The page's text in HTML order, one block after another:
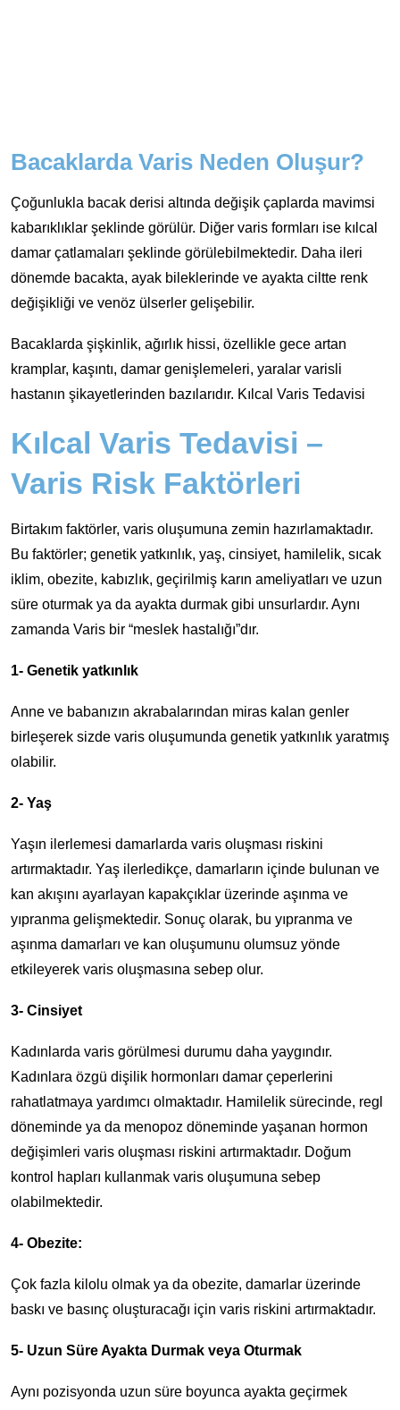
Bacaklarda Varis Neden Oluşur?
Çoğunlukla bacak derisi altında değişik çaplarda mavimsi
kabarıklıklar şeklinde görülür. Diğer varis formları ise kılcal
damar çatlamaları şeklinde görülebilmektedir. Daha ileri
dönemde bacakta, ayak bileklerinde ve ayakta ciltte renk
değişikliği ve venöz ülserler gelişebilir.
Bacaklarda şişkinlik, ağırlık hissi, özellikle gece artan
kramplar, kaşıntı, damar genişlemeleri, yaralar varisli
hastanın şikayetlerinden bazılarıdır. Kılcal Varis Tedavisi
Kılcal Varis Tedavisi –
Varis Risk Faktörleri
Birtakım faktörler, varis oluşumuna zemin hazırlamaktadır.
Bu faktörler; genetik yatkınlık, yaş, cinsiyet, hamilelik, sıcak
iklim, obezite, kabızlık, geçirilmiş karın ameliyatları ve uzun
süre oturmak ya da ayakta durmak gibi unsurlardır. Aynı
zamanda Varis bir “meslek hastalığı”dır.
1- Genetik yatkınlık
Anne ve babanızın akrabalarından miras kalan genler
birleşerek sizde varis oluşumunda genetik yatkınlık yaratmış
olabilir.
2- Yaş
Yaşın ilerlemesi damarlarda varis oluşması riskini
artırmaktadır. Yaş ilerledikçe, damarların içinde bulunan ve
kan akışını ayarlayan kapakçıklar üzerinde aşınma ve
yıpranma gelişmektedir. Sonuç olarak, bu yıpranma ve
aşınma damarları ve kan oluşumunu olumsuz yönde
etkileyerek varis oluşmasına sebep olur.
3- Cinsiyet
Kadınlarda varis görülmesi durumu daha yaygındır.
Kadınlara özgü dişilik hormonları damar çeperlerini
rahatlatmaya yardımcı olmaktadır. Hamilelik sürecinde, regl
döneminde ya da menopoz döneminde yaşanan hormon
değişimleri varis oluşması riskini artırmaktadır. Doğum
kontrol hapları kullanmak varis oluşumuna sebep
olabilmektedir.
4- Obezite:
Çok fazla kilolu olmak ya da obezite, damarlar üzerinde
baskı ve basınç oluşturacağı için varis riskini artırmaktadır.
5- Uzun Süre Ayakta Durmak veya Oturmak
Aynı pozisyonda uzun süre boyunca ayakta geçirmek